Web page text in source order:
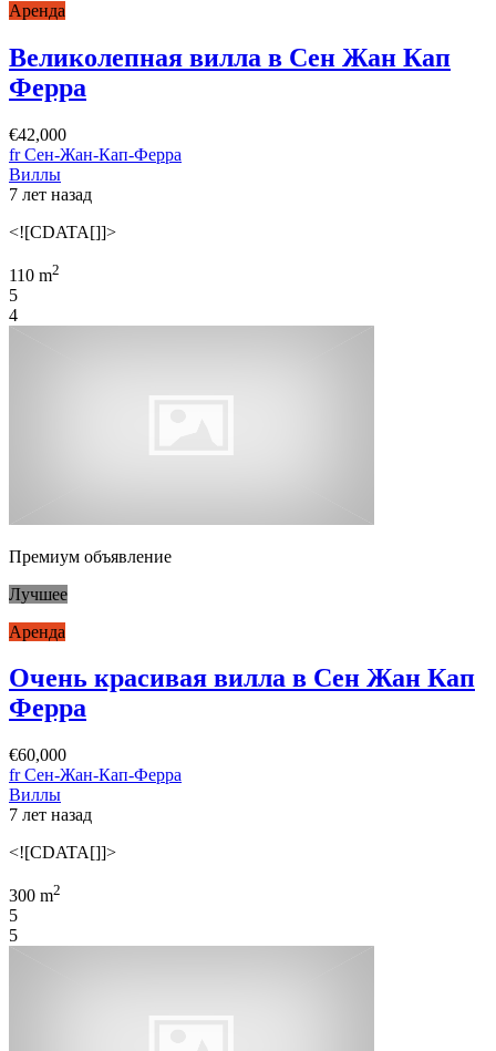
Аренда
Великолепная вилла в Сен Жан Кап
Ферра
€42,000
fr Сен-Жан-Кап-Ферра
Виллы
7 лет назад
<![CDATA[]]>
110 m2
5
4
Премиум объявление
Лучшее
Аренда
Очень красивая вилла в Сен Жан Кап
Ферра
€60,000
fr Сен-Жан-Кап-Ферра
Виллы
7 лет назад
<![CDATA[]]>
300 m2
5
5